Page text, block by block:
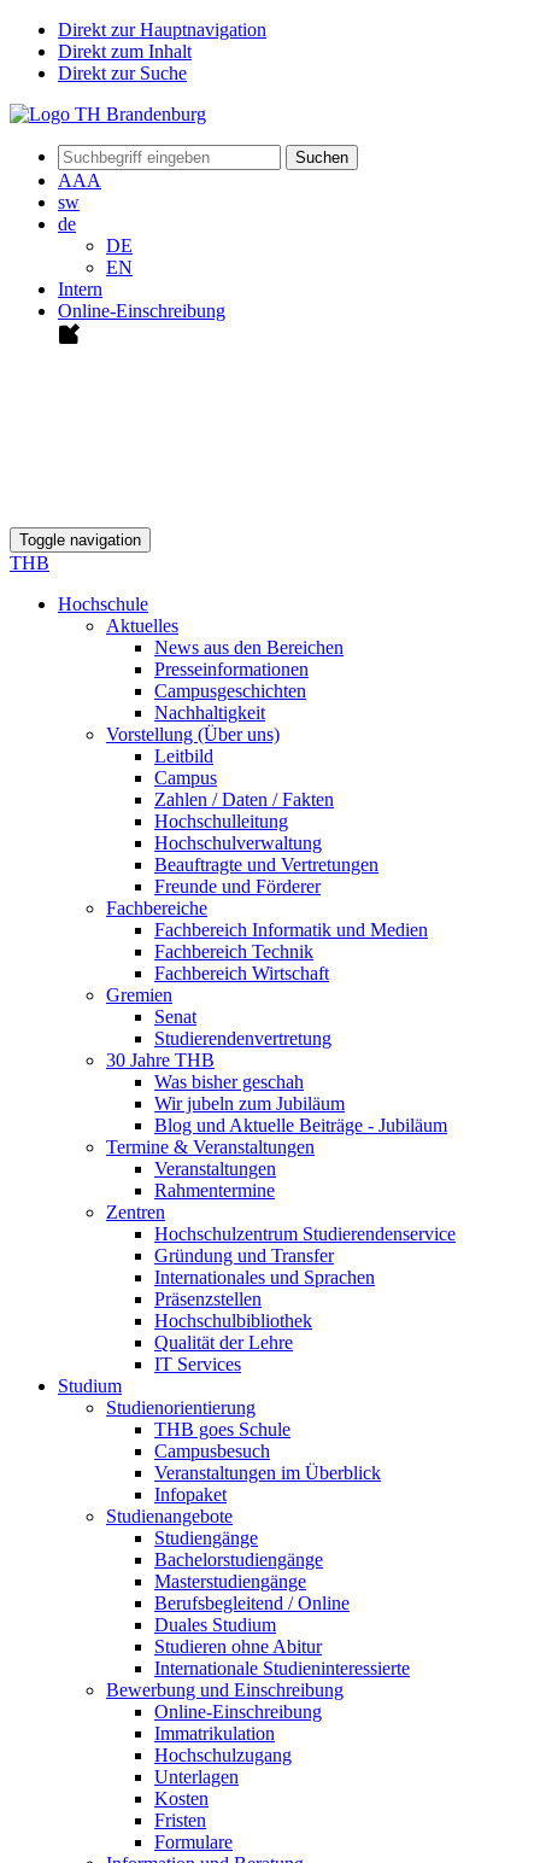
Direkt zur Hauptnavigation
Direkt zum Inhalt
Direkt zur Suche
Suchen
AAA
sw
de
DE
EN
Intern
Online-Einschreibung
Toggle navigation
THB
Hochschule
Aktuelles
News aus den Bereichen
Presseinformationen
Campusgeschichten
Nachhaltigkeit
Vorstellung (Über uns)
Leitbild
Campus
Zahlen / Daten / Fakten
Hochschulleitung
Hochschulverwaltung
Beauftragte und Vertretungen
Freunde und Förderer
Fachbereiche
Fachbereich Informatik und Medien
Fachbereich Technik
Fachbereich Wirtschaft
Gremien
Senat
Studierendenvertretung
30 Jahre THB
Was bisher geschah
Wir jubeln zum Jubiläum
Blog und Aktuelle Beiträge - Jubiläum
Termine & Veranstaltungen
Veranstaltungen
Rahmentermine
Zentren
Hochschulzentrum Studierendenservice
Gründung und Transfer
Internationales und Sprachen
Präsenzstellen
Hochschulbibliothek
Qualität der Lehre
IT Services
Studium
Studienorientierung
THB goes Schule
Campusbesuch
Veranstaltungen im Überblick
Infopaket
Studienangebote
Studiengänge
Bachelorstudiengänge
Masterstudiengänge
Berufsbegleitend / Online
Duales Studium
Studieren ohne Abitur
Internationale Studieninteressierte
Bewerbung und Einschreibung
Online-Einschreibung
Immatrikulation
Hochschulzugang
Unterlagen
Kosten
Fristen
Formulare